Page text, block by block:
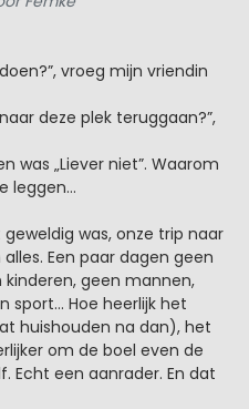
vroeg mijn vriendin
deze plek teruggaan?”,
was „Liever niet”. Waarom
leggen…
was, onze trip naar
Een paar dagen geen
kinderen, geen mannen,
sport… Hoe heerlijk het
huishouden na dan), het
om de boel even de
Echt een aanrader. En dat